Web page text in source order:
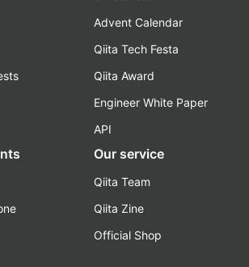
Advent Calendar
Qiita Tech Festa
Qiita Award
Engineer White Paper
API
Our service
Qiita Team
Qiita Zine
Official Shop